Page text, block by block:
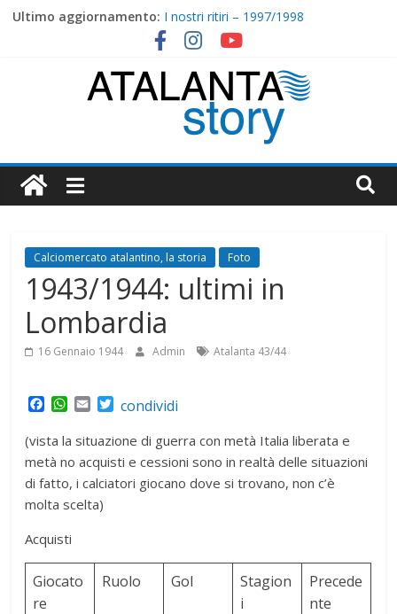
SkipUltimo aggiornamento: I nostri ritiri – 1997/1998
2000/2001: Torna Ganz, arriva Ventola
I nostri ritiri – 1998/1999
1999/2000 : Nippo Nappi tirali matti
Massese-Atalanta 0-1 (0-0)
Atalanta
Story
Calciomercato atalantino, la storia Foto
1943/1944: ultimi in
Lombardia
16 Gennaio 1944 Admin Atalanta 43/44
F
c
e
b
o
o
k
W
a
t
s
A
p
p
E
a
i
l
T
i
t
t
e
condividi
(vista la situazione di guerra con metà Italia liberata e
metà no acquisti e cessioni sono in realtà delle situazioni
di fatto, i calciatori giocano dove si trovano, non c’è
molta scelta)
Acquisti
Giocato
re
Ruolo Gol
Stagion
i
Precede
nte